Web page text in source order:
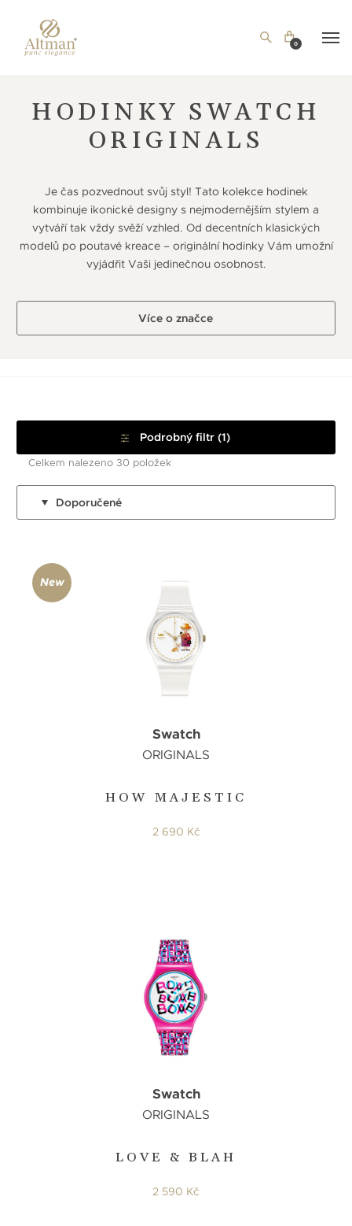
0
HODINKY SWATCH
ORIGINALS
Je čas pozvednout svůj styl! Tato kolekce hodinek
kombinuje ikonické designy s nejmodernějším stylem a
vytváří tak vždy svěží vzhled. Od decentních klasických
modelů po poutavé kreace – originální hodinky Vám umožní
vyjádřit Vaši jedinečnou osobnost.
Více o značce
Podrobný filtr (1)
Celkem nalezeno 30 položek
Doporučené
HOW MAJESTIC
Swatch
ORIGINALS
2 690 Kč
New
LOVE & BLAH
Swatch
ORIGINALS
2 590 Kč